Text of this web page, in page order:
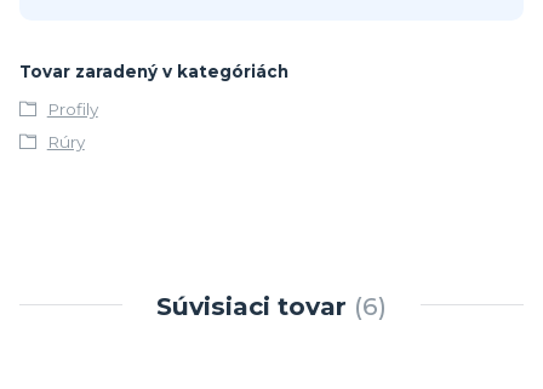
Tovar zaradený v kategóriách
Profily
Rúry
Súvisiaci tovar 6